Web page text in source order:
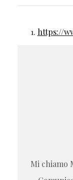
https://
Mi chiamo